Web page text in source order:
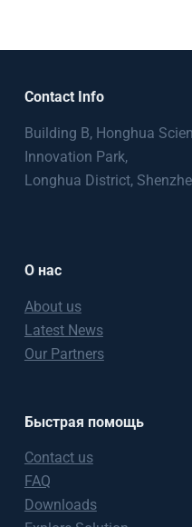
Contact Info
Building B, Honghua
Innovation Park,
Longhua District,
О нас
About us
Latest News
Our Partners
Быстрая помощь
Contact us
FAQ
Downloads